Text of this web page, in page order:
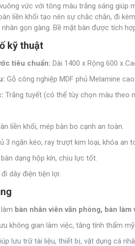
vức với tông màu trắng sáng giúp
liền khối tạo nên sự chắc chắn, đi
gọn gàng. Bề mặt bàn được tích
kỹ thuật
tiêu chuẩn: Dài 1400 x Rộng 600 x
Gỗ công nghiệp MDF phủ Melamine
Trắng tuyết (có thể tùy chọn màu theo
liền khối, mép bàn bo cạnh an toàn.
3 ngăn kéo, ray trượt kim loại, khóa an
dạng hộp kín, chịu lực tốt.
dây điện tiện lợi.
bàn nhân viên văn phòng, bàn
không gian làm việc, tăng tính thẩm
lưu trữ tài liệu, thiết bị, vật dụng cá